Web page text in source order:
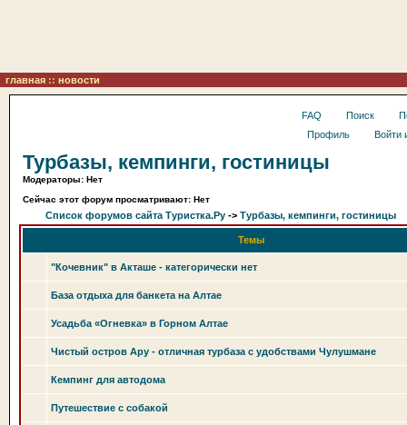
главная :: новости
FAQ Поиск
Профиль
Войти
Турбазы, кемпинги, гостиницы
Модераторы: Нет
Сейчас этот форум просматривают: Нет
Список форумов сайта Туристка.Ру -> Турбазы, кемпинги, гостиницы
Темы
"Кочевник" в Акташе - категорически нет
База отдыха для банкета на Алтае
Усадьба «Огневка» в Горном Алтае
Чистый остров Ару - отличная турбаза с удобствами Чулушмане
Кемпинг для автодома
Путешествие с собакой